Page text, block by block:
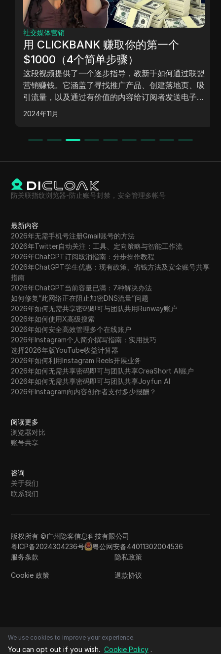
社交媒体营销
用 CLICKBANK 赚取你的第一个
$1000（4个简单步骤）
这段视频提供了一个逐步指导，教新手如何通过联盟
营销赚钱。它涵盖了寻找推广产品、创建落地页、吸
引流量，以及通过有价值的内容给订阅者发送电子邮
件。最关键的一点是要为订阅者提供价值，以建立信
任并增加转化率。
2024年11月
防关联指纹浏览器-防止账号封禁，安全管理多帐号
最新内容
2026年无需手机号注册Gmail账号的方法
2026年Twitter自动关注：工具、定向策略与智能工作流
2026年ChatGPT订阅取消指南：分步操作教程
2026年ChatGPT学生优惠：现有政策、省钱方法及安全账号共享
指南
2026年ChatGPT当前容量已满：7种解决办法
如何修复“此网络正在阻止加密DNS流量”问题
2026年如何无需共享密码即可与团队共用Runway账户
2026年如何使用X高级搜索
2026年如何安全高效管理多个在线账户
2026年Instagram个人简介撰写指南：实用技巧
选择2026年版YouTube收益计算器
2026年如何利用Instagram Reels开展业务
2026年如何无需共享密码即可与团队共享CreaShort AI账户
2026年如何无需共享密码即可与团队共享Joyfun AI
2026年Instagram向内容创作者支付多少报酬？
阅读更多
浏览器对比
账号共享
咨询
关于我们
联系我们
版权所有 ©广州隐客信息科技有限公司
粤ICP备2024304236号
粤公网安备44011302004536
服务条款
隐私政策
Cookie 政策 退款协议
We use cookies to improve your experience.
You can opt out if you wish. Cookie Policy .